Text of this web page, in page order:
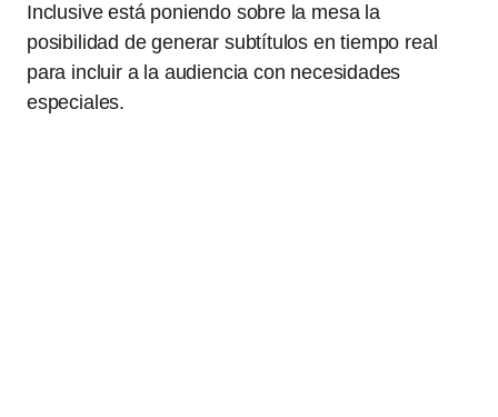
Inclusive está poniendo sobre la mesa la
posibilidad de generar subtítulos en tiempo real
para incluir a la audiencia con necesidades
especiales.